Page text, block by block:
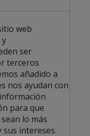
web
ser
terceros
añadido a
nos ayudan con
para que
lo más
intereses.